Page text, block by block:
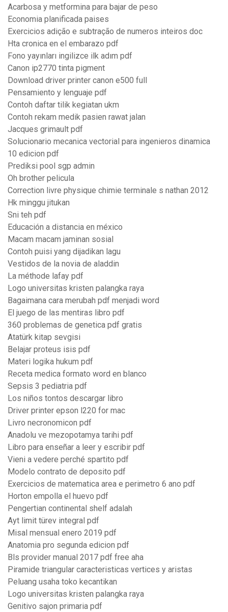
Acarbosa y metformina para bajar de peso
Economia planificada paises
Exercicios adição e subtração de numeros inteiros doc
Hta cronica en el embarazo pdf
Fono yayınları ingilizce ilk adım pdf
Canon ip2770 tinta pigment
Download driver printer canon e500 full
Pensamiento y lenguaje pdf
Contoh daftar tilik kegiatan ukm
Contoh rekam medik pasien rawat jalan
Jacques grimault pdf
Solucionario mecanica vectorial para ingenieros dinamica
10 edicion pdf
Prediksi pool sgp admin
Oh brother pelicula
Correction livre physique chimie terminale s nathan 2012
Hk minggu jitukan
Sni teh pdf
Educación a distancia en méxico
Macam macam jaminan sosial
Contoh puisi yang dijadikan lagu
Vestidos de la novia de aladdin
La méthode lafay pdf
Logo universitas kristen palangka raya
Bagaimana cara merubah pdf menjadi word
El juego de las mentiras libro pdf
360 problemas de genetica pdf gratis
Atatürk kitap sevgisi
Belajar proteus isis pdf
Materi logika hukum pdf
Receta medica formato word en blanco
Sepsis 3 pediatria pdf
Los niños tontos descargar libro
Driver printer epson l220 for mac
Livro necronomicon pdf
Anadolu ve mezopotamya tarihi pdf
Libro para enseñar a leer y escribir pdf
Vieni a vedere perché spartito pdf
Modelo contrato de deposito pdf
Exercicios de matematica area e perimetro 6 ano pdf
Horton empolla el huevo pdf
Pengertian continental shelf adalah
Ayt limit türev integral pdf
Misal mensual enero 2019 pdf
Anatomia pro segunda edicion pdf
Bls provider manual 2017 pdf free aha
Piramide triangular caracteristicas vertices y aristas
Peluang usaha toko kecantikan
Logo universitas kristen palangka raya
Genitivo sajon primaria pdf